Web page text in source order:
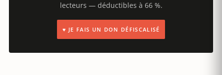
lecteurs — déductibles à 66 %.
♥ JE FAIS UN DON DÉFISCALISÉ